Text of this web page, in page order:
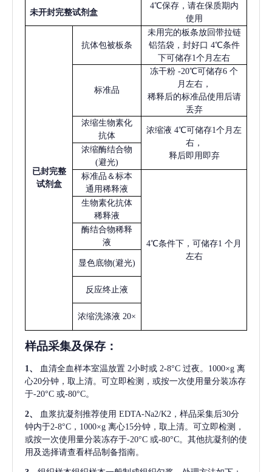
未开封完整试剂盒
4℃保存，请在保质期内
使用
已封完整
试剂盒
抗体包被板条
未用完的板条放回带拉链
铝箔袋，封好口 4℃条件
下可储存1个月左右
标准品
冻干粉 -20℃可储存6 个
月左右，
稀释后的标准品使用后请
丢弃
浓缩生物素化
抗体
浓缩液 4℃可储存1个月左
右，
释后即用即弃
浓缩酶结合物
(避光)
标准品＆标本
通用稀释液
4℃条件下，可储存1 个月
左右
生物素化抗体
稀释液
酶结合物稀释
液
显色底物(避光)
反应终止液
浓缩洗涤液 20×
样品采集及保存 ：
1、 血清全血样本室温放置 2小时或 2-8°C 过夜。1000×g 离
心20分钟，取上清。可立即检测，或按一次使用量分装冻存
于-20°C 或-80°C。
2、 血浆抗凝剂推荐使用 EDTA-Na2/K2，样品采集后30分
钟内于2-8°C，1000×g 离心15分钟，取上清。可立即检测，
或按一次使用量分装冻存于-20°C 或-80°C。其他抗凝剂的使
用及选择请查看样品制备指南。